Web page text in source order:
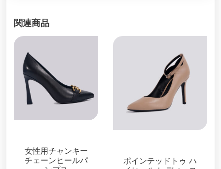
関連商品
女性用チャンキー
チェーンヒールパ
ポインテッドトゥ ハ